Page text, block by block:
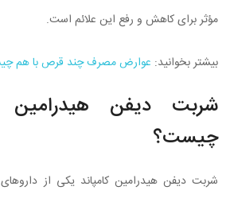
مؤثر برای کاهش و رفع این علائم است.
بیشتر بخوانید: عوارض مصرف چند قرص با هم
شربت دیفن هیدرامین
چیست؟
شربت دیفن هیدرامین کامپاند یکی از